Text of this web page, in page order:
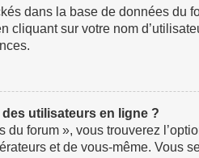
dans la base de données du
cliquant sur votre nom
utilisateurs en ligne ?
forum », vous trouverez
et de vous-même. Vous